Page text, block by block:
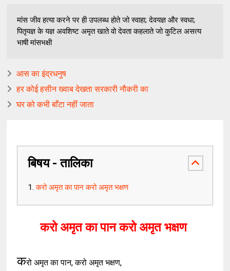
मांस जीव हत्या करने पर ही उपलब्ध होते जो स्वाहा; देवयज्ञ और स्वधा;
पितृयज्ञ के यज्ञ अवशिष्ट अमृत खाते वो देवता कहलाते जो कुटिल असत्य
भाषी मांसभक्षी
आस का इंद्रधनुष
हर कोई हसीन ख्वाब देखता सरकारी नौकरी का
घर को कभी बाँटा नहीं जाता
बिषय - तालिका
करो अमृत का पान करो अमृत भक्षण
करो अमृत का पान करो अमृत भक्षण
करो अमृत का पान, करो अमृत भक्षण,